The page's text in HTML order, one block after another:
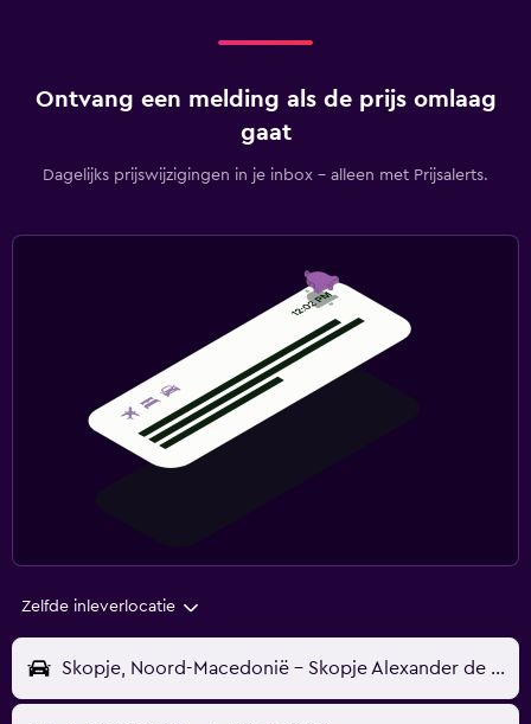
Ontvang een melding als de prijs omlaag
gaat
Dagelijks prijswijzigingen in je inbox - alleen met Prijsalerts.
Zelfde inleverlocatie
Skopje, Noord-Macedonië - Skopje Alexander de Grote (SKP)